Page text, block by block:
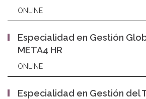
ONLINE
Especialidad en Gestión
META4 HR
ONLINE
Especialidad en Gestión del